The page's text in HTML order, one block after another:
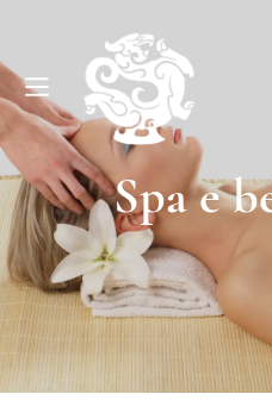
Spa e